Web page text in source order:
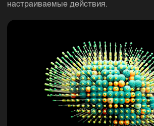
настраиваемые действия.